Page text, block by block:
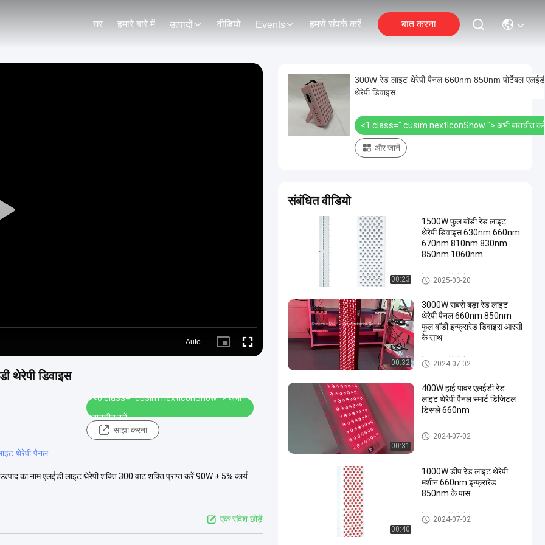
घर हमारे बारे में उत्पादों वीडियो Events हमसे संपर्क करें बात करना
Play
Auto
Picture- Fullscreen
थेरेपी डिवाइस
<0 class=" cusim nextIconShow ">अभी
बातचीत करें
साझा करना
थेरेपी पैनल
का नाम एलईडी लाइट थेरेपी शक्ति 300 वाट शक्ति प्राप्त करें 90W ± 5% कार्य
एक संदेश छोड़ें
300W रेड लाइट थेरेपी पैनल 660nm 850nm पोर्टेबल
थेरेपी डिवाइस
<1 class=" cusim nextIconShow "> अभी बातचीत
और जानें
संबंधित वीडियो
00:23
1500W फुल बॉडी रेड लाइट
थेरेपी डिवाइस 630nm 660nm
670nm 810nm 830nm
850nm 1060nm
रेड लाइट थेरेपी पैनल
2025-03-20
00:32
3000W सबसे बड़ा रेड लाइट
थेरेपी पैनल 660nm 850nm
फुल बॉडी इन्फ्रारेड डिवाइस आरसी
के साथ
रेड लाइट थेरेपी पैनल
2024-07-02
00:31
400W हाई पावर एलईडी रेड
लाइट थेरेपी पैनल स्मार्ट डिजिटल
डिस्प्ले 660nm
रेड लाइट थेरेपी पैनल
2024-07-02
00:40
1000W डीप रेड लाइट थेरेपी
मशीन 660nm इन्फ्रारेड
850nm के पास
रेड लाइट थेरेपी पैनल
2024-07-02